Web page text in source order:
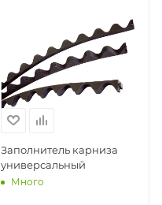
Заполнитель карниза
универсальный
Много